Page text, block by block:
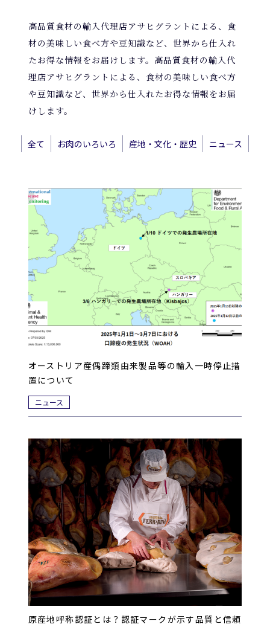
高品質食材の輸入代理店アサヒグラントによる、食
材の美味しい食べ方や豆知識など、世界から仕入れ
たお得な情報をお届けします。高品質食材の輸入代
理店アサヒグラントによる、食材の美味しい食べ方
や豆知識など、世界から仕入れたお得な情報をお届
けします。
全て お肉のいろいろ 産地・文化・歴史 ニュース
オーストリア産偶蹄類由来製品等の輸入一時停止措
置について
ニュース
原産地呼称認証とは？認証マークが示す品質と信頼